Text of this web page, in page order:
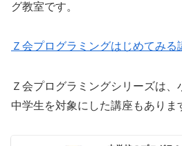
グ教室です。
Ｚ会プログラミングはじめてみ
Ｚ会プログラミングシリーズは、
中学生を対象にした講座もありま